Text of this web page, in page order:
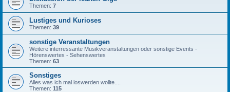
Themen: 7
Lustiges und Kurioses
Themen: 39
sonstige Veranstaltungen
Weitere interressante Musikveranstaltungen oder sonstige Events -
Hörenswertes - Sehenswertes
Themen: 63
Sonstiges
Alles was ich mal loswerden wollte....
Themen: 115